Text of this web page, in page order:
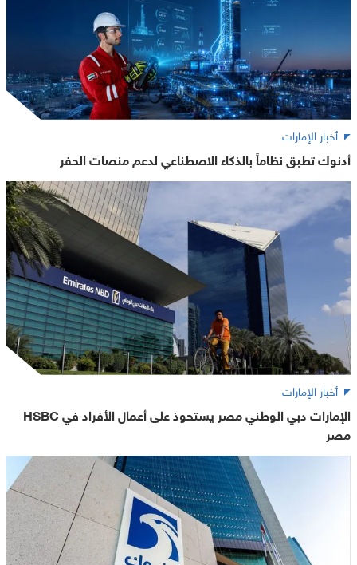
أخبار الإمارات
أدنوك تطبق نظاماً بالذكاء الاصطناعي لدعم منصات الحفر
أخبار الإمارات
الإمارات دبي الوطني مصر يستحوذ على أعمال الأفراد في HSBC
مصر